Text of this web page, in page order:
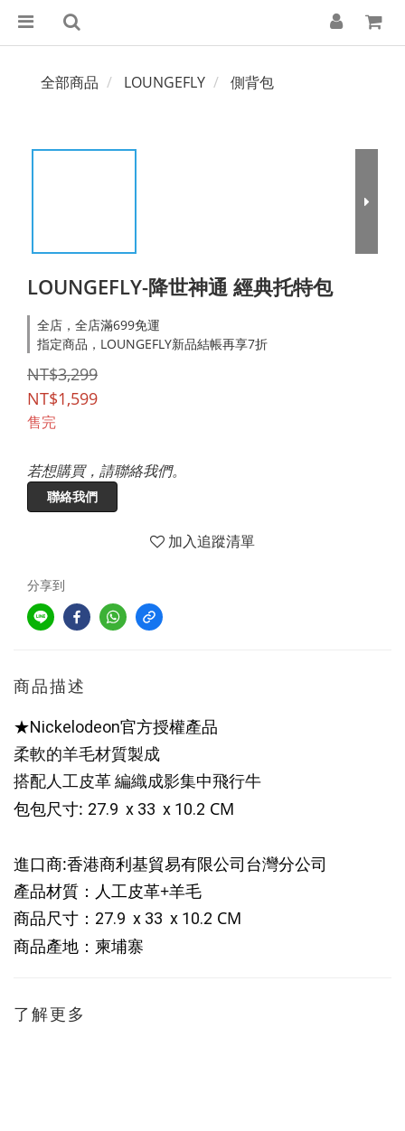
全部商品 LOUNGEFLY 側背包
LOUNGEFLY-降世神通 經典托特包
全店，全店滿699免運
指定商品，LOUNGEFLY新品結帳再享7折
NT$3,299
NT$1,599
售完
若想購買，請聯絡我們。
聯絡我們
加入追蹤清單
分享到
商品描述
★Nickelodeon官方授權產品
柔軟的羊毛材質製成
搭配人工皮革 編織成影集中飛行牛
包包尺寸: 27.9 x 33 x 10.2 CM
進口商:香港商利基貿易有限公司台灣分公司
產品材質：人工皮革+羊毛
商品尺寸： 27.9 x 33 x 10.2 CM
商品產地：柬埔寨
了解更多